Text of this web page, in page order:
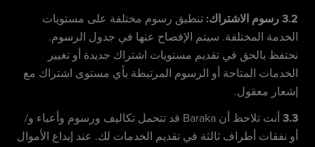
3.2 رسوم الاشتراك:
تنطبق رسوم مختلفة على مستويات
الخدمة المختلفة. سيتم الإفصاح عنها في جدول الرسوم.
نحتفظ بالحق في تقديم مستويات اشتراك جديدة أو تغيير
الخدمات المتاحة أو الرسوم المرتبطة بأي مستوى اشتراك مع
إشعار معقول.
3.3
أنت تلاحظ أن Baraka قد تتحمل تكاليف ورسوم وأعباء و/
أو نفقات أطراف ثالثة في تقديم الخدمات لك. عند إيداع الأموال